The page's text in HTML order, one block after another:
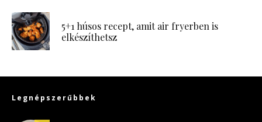
5+1 húsos recept, amit air fryerben is
elkészíthetsz
Legnépszerűbbek